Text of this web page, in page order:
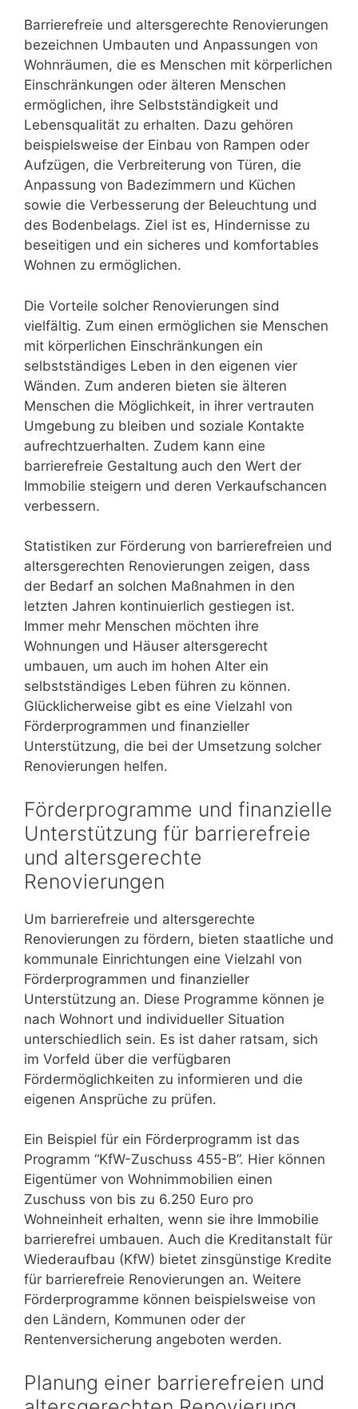
Barrierefreie und altersgerechte Renovierungen
bezeichnen Umbauten und Anpassungen von
Wohnräumen, die es Menschen mit körperlichen
Einschränkungen oder älteren Menschen
ermöglichen, ihre Selbstständigkeit und
Lebensqualität zu erhalten. Dazu gehören
beispielsweise der Einbau von Rampen oder
Aufzügen, die Verbreiterung von Türen, die
Anpassung von Badezimmern und Küchen
sowie die Verbesserung der Beleuchtung und
des Bodenbelags. Ziel ist es, Hindernisse zu
beseitigen und ein sicheres und komfortables
Wohnen zu ermöglichen.
Die Vorteile solcher Renovierungen sind
vielfältig. Zum einen ermöglichen sie Menschen
mit körperlichen Einschränkungen ein
selbstständiges Leben in den eigenen vier
Wänden. Zum anderen bieten sie älteren
Menschen die Möglichkeit, in ihrer vertrauten
Umgebung zu bleiben und soziale Kontakte
aufrechtzuerhalten. Zudem kann eine
barrierefreie Gestaltung auch den Wert der
Immobilie steigern und deren Verkaufschancen
verbessern.
Statistiken zur Förderung von barrierefreien und
altersgerechten Renovierungen zeigen, dass
der Bedarf an solchen Maßnahmen in den
letzten Jahren kontinuierlich gestiegen ist.
Immer mehr Menschen möchten ihre
Wohnungen und Häuser altersgerecht
umbauen, um auch im hohen Alter ein
selbstständiges Leben führen zu können.
Glücklicherweise gibt es eine Vielzahl von
Förderprogrammen und finanzieller
Unterstützung, die bei der Umsetzung solcher
Renovierungen helfen.
Förderprogramme und finanzielle
Unterstützung für barrierefreie
und altersgerechte
Renovierungen
Um barrierefreie und altersgerechte
Renovierungen zu fördern, bieten staatliche und
kommunale Einrichtungen eine Vielzahl von
Förderprogrammen und finanzieller
Unterstützung an. Diese Programme können je
nach Wohnort und individueller Situation
unterschiedlich sein. Es ist daher ratsam, sich
im Vorfeld über die verfügbaren
Fördermöglichkeiten zu informieren und die
eigenen Ansprüche zu prüfen.
Ein Beispiel für ein Förderprogramm ist das
Programm “KfW-Zuschuss 455-B”. Hier können
Eigentümer von Wohnimmobilien einen
Zuschuss von bis zu 6.250 Euro pro
Wohneinheit erhalten, wenn sie ihre Immobilie
barrierefrei umbauen. Auch die Kreditanstalt für
Wiederaufbau (KfW) bietet zinsgünstige Kredite
für barrierefreie Renovierungen an. Weitere
Förderprogramme können beispielsweise von
den Ländern, Kommunen oder der
Rentenversicherung angeboten werden.
Planung einer barrierefreien und